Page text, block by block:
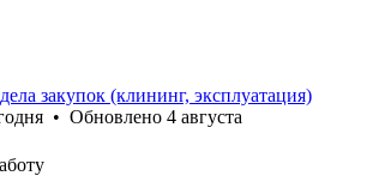
закупок (клининг, эксплуатация)
• Обновлено 4 августа